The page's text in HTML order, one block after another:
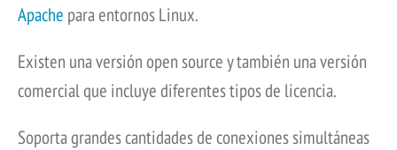
Apache para entornos Linux.
Existen una versión open source y también una versión
comercial que incluye diferentes tipos de licencia.
Soporta grandes cantidades de conexiones simultáneas